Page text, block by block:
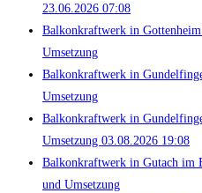
23.06.2026 07:08
Balkonkraftwerk in
Umsetzung
Balkonkraftwerk in
Umsetzung
Balkonkraftwerk in
Umsetzung 03.08.2026 19:08
Balkonkraftwerk in Gutach im
und Umsetzung